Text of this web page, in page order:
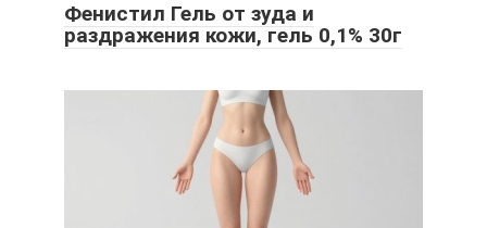
Фенистил Гель от зуда и
раздражения кожи, гель 0,1% 30г